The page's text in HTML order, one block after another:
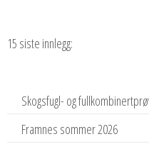
15 siste innlegg:
Skogsfugl- og
Framnes sommer 2026